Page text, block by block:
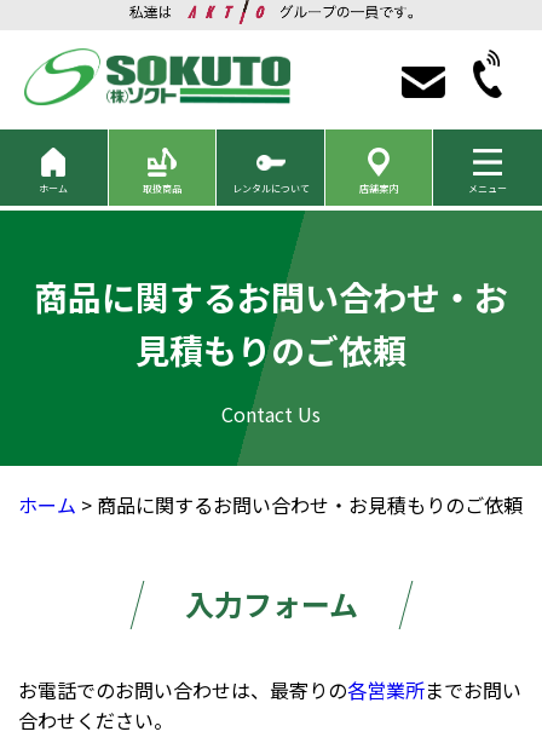
ホーム 取扱商品 レンタルについて 店舗案内 メニュー
商品に関するお問い合わせ・お
見積もりのご依頼
ホーム > 商品に関するお問い合わせ・お見積もりのご依頼
入力フォーム
お電話でのお問い合わせは、最寄りの各営業所までお問い
合わせください。